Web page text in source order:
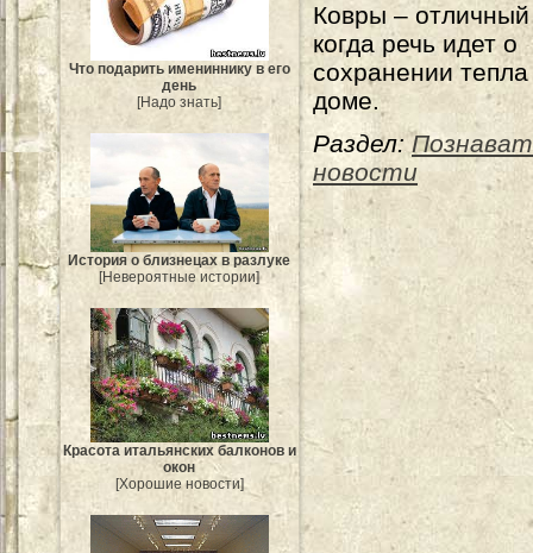
Что подарить имениннику в его
день
[Надо знать]
История о близнецах в разлуке
[Невероятные истории]
Красота итальянских балконов и
окон
[Хорошие новости]
Ковры –
когда речь идет о
сохранении
доме.
Раздел:
новости